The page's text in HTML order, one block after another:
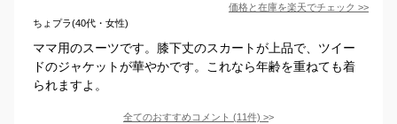
価格と在庫を楽天でチェック >>
ちょプラ(40代・女性)
ママ用のスーツです。膝下丈のスカートが上品で、ツイー
ドのジャケットが華やかです。これなら年齢を重ねても着
られますよ。
全てのおすすめコメント (11件) >